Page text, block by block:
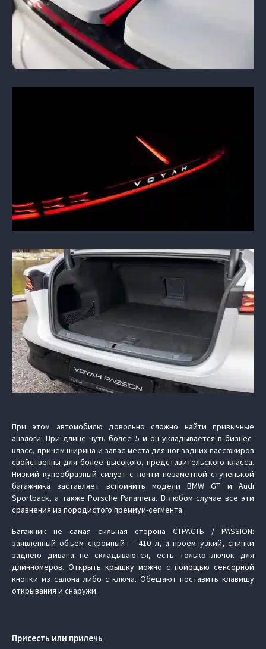
При этом автомобилю довольно сложно найти привычные
аналоги. При длине чуть более 5 м он укладывается в бизнес-
класс, причем ширина и запас места для ног задних пассажиров
свойственны для более высокого, представительского класса.
Низкий купеобразный силуэт с почти незаметной ступенькой
багажника заставляет вспомнить модели BMW GT и Audi
Sportback, а также Porsche Panamera. В любом случае все эти
сравнения из породистого премиум-сегмента.
Багажник не самая сильная сторона СТРАСТЬ / PASSION:
заявленный объем скромный — 410 л, а проем узкий, спинки
заднего дивана не складываются, есть только лючок для
длинномеров. Открыть крышку можно с помощью сенсорной
кнопки из салона либо с ключа. Обещают поставить клавишу
открывания и снаружи.
Присесть или прилечь